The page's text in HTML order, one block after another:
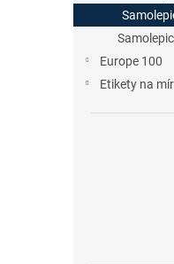
Europe 100
Etikety na